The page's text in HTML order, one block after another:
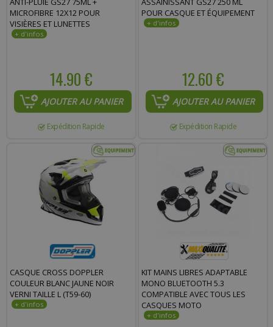
MICROFIBRE 12X12 POUR
VISIÈRES ET LUNETTES
14.90 €
AJOUTER AU PANIER
Expédition Rapide
POUR CASQUE ET ÉQUIPEMENT
12.60 €
AJOUTER AU PANIER
Expédition Rapide
CASQUE CROSS DOPPLER
COULEUR BLANC JAUNE NOIR
VERNI TAILLE L (T59-60)
KIT MAINS LIBRES ADAPTABLE
MONO BLUETOOTH 5.3
COMPATIBLE AVEC TOUS LES
CASQUES MOTO
Commentaire :